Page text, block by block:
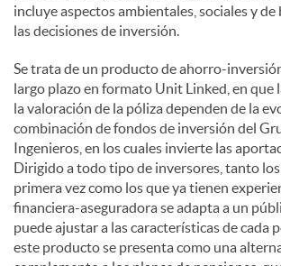
d
o
s
incluye aspectos ambientales, sociales y
las decisiones de inversión.
Se trata de un producto de ahorro-
largo plazo en formato Unit Linked, en que
la valoración de la póliza dependen de la
combinación de fondos de inversión del
Ingenieros, en los cuales invierte las
Dirigido a todo tipo de inversores, tanto
primera vez como los que ya tienen
financiera-aseguradora se adapta a un
puede ajustar a las características de cada
este producto se presenta como una